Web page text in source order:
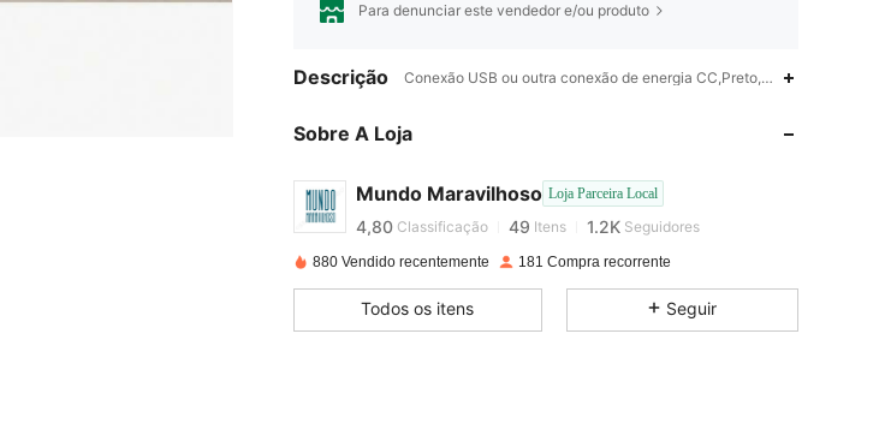
Para denunciar este vendedor e/ou produto
Descrição Conexão USB ou outra conexão de energia CC,Preto,Conexão USB ou
Sobre A Loja
Mundo Maravilhoso Loja Parceira Local
4,80 49 1.2K
4,80 Classificação 49 Itens 1.2K Seguidores
4,80
880 Vendido recentemente 181 Compra recorrente
Todos os itens Seguir